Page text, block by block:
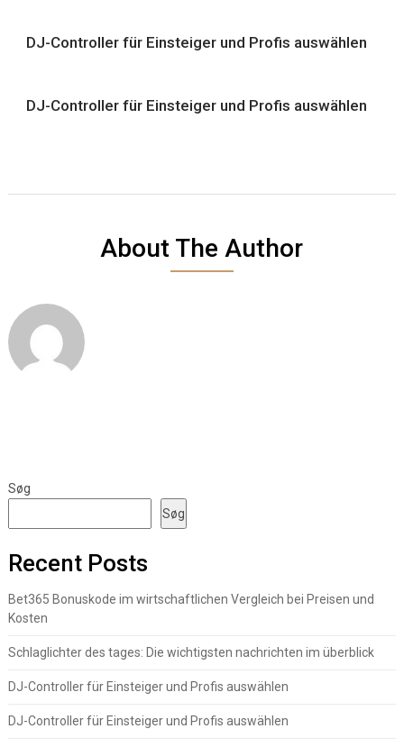
DJ-Controller für Einsteiger und Profis auswählen
DJ-Controller für Einsteiger und Profis auswählen
About The Author
Søg
Søg
Recent Posts
Bet365 Bonuskode im wirtschaftlichen Vergleich bei Preisen und
Kosten
Schlaglichter des tages: Die wichtigsten nachrichten im überblick
DJ-Controller für Einsteiger und Profis auswählen
DJ-Controller für Einsteiger und Profis auswählen